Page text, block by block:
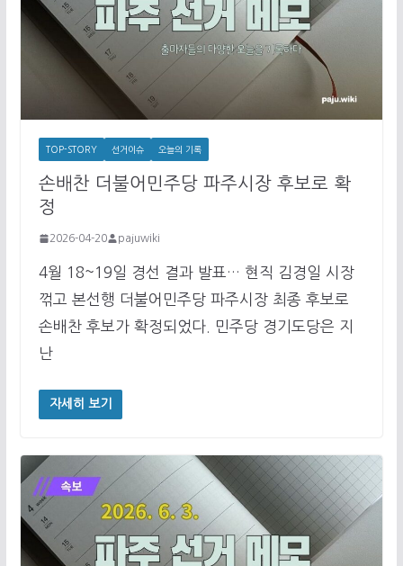
TOP-STORY 선거이슈 오늘의 기록
손배찬 더불어민주당 파주시장 후보로 확
정
2026-04-20 pajuwiki
4월 18~19일 경선 결과 발표… 현직 김경일 시장
꺾고 본선행 더불어민주당 파주시장 최종 후보로
손배찬 후보가 확정되었다. 민주당 경기도당은 지
난
자세히 보기